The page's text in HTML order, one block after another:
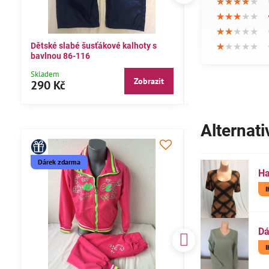
★★★★★
★★★★★
★★★★★
★★★★★
★★★★★
★★★★★
★★★★★
★★★★★
★★★★★
Dětské slabé šusťákové kalhoty s
bavlnou 86-116
Skladem
290 Kč Zobrazit
Bavlněné letní